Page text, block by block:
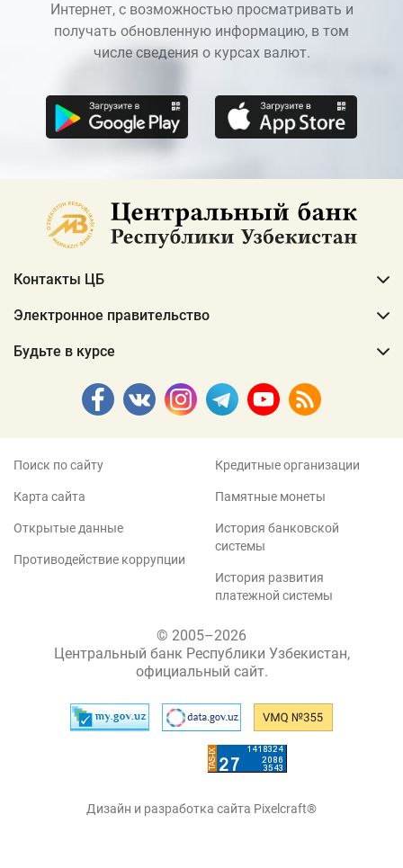
Интернет, с возможностью просматривать и
получать обновленную информацию, в том
числе сведения о курсах валют.
Контакты ЦБ
Электронное правительство
Будьте в курсе
Поиск по сайту
Карта сайта
Открытые данные
Противодействие коррупции
Кредитные организации
Памятные монеты
История банковской
системы
История развития
платежной системы
© 2005–2026
Центральный банк Республики Узбекистан,
официальный сайт.
Дизайн и разработка сайта Pixelcraft®